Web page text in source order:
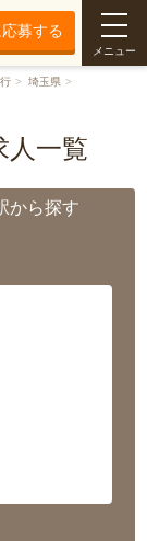
募する
メニュー
埼玉県
人一覧
から探す